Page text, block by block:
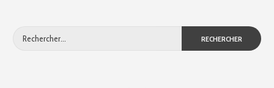
Rechercher :